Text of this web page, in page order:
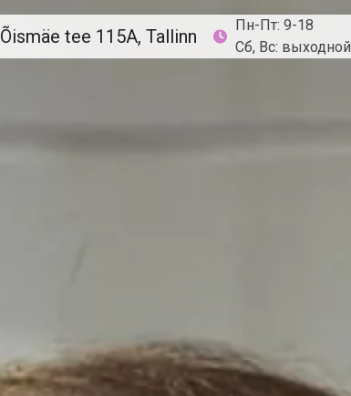
Õismäe tee 115A, Tallinn
Пн-Пт: 9-18
Сб, Вс: выходной